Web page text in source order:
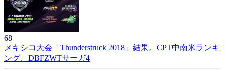
68
メキシコ大会「Thunderstruck 2018」結果。CPT中南米ランキ
ング、DBFZWTサーガ4